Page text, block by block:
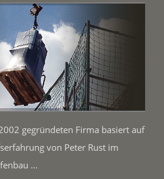
gegründeten Firma basiert auf
von Peter Rust im
...